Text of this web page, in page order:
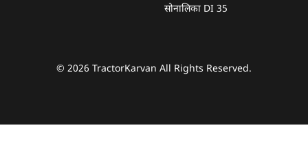
सोनालिका DI 35
© 2026 TractorKarvan All Rights Reserved.